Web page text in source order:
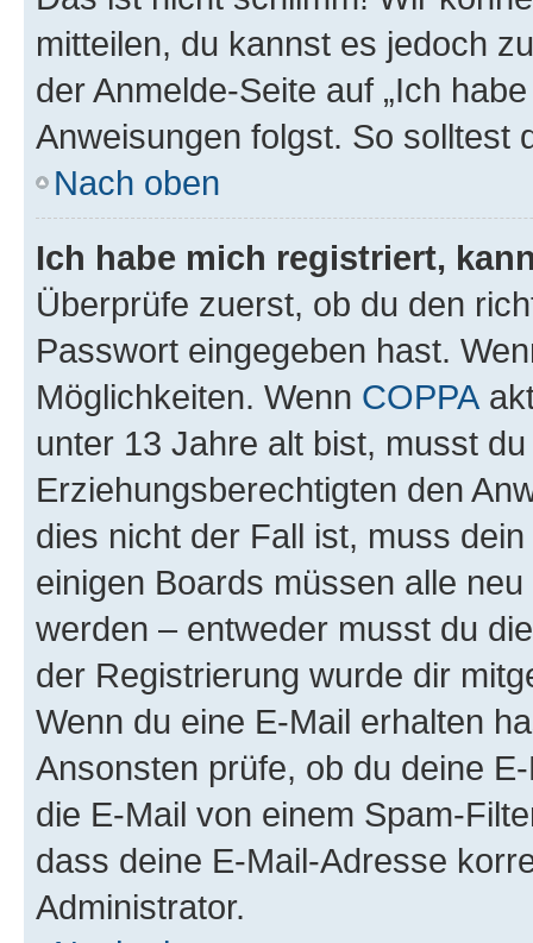
mitteilen, du kannst es jedoch
der Anmelde-Seite auf „Ich
Anweisungen folgst. So solltest
Nach oben
Ich habe mich registriert,
Überprüfe zuerst, ob du den
Passwort eingegeben hast.
Möglichkeiten. Wenn COPPA
unter 13 Jahre alt bist, musst
Erziehungsberechtigten den
dies nicht der Fall ist, muss
einigen Boards müssen alle
werden – entweder musst du
der Registrierung wurde dir
Wenn du eine E-Mail erhalten
Ansonsten prüfe, ob du deine
die E-Mail von einem Spam-
dass deine E-Mail-Adresse
Administrator.